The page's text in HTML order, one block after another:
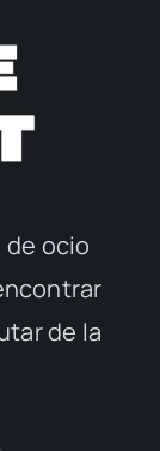
de ocio
de la